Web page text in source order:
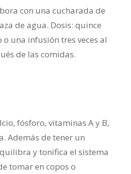
con una cucharada de
de agua. Dosis: quince
una infusión tres veces al
de las comidas.
fósforo, vitaminas A y B,
Además de tener un
y tonifica el sistema
tomar en copos o